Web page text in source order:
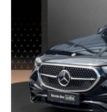
La publicación